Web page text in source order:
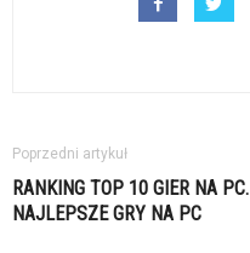
Poprzedni artykuł
RANKING TOP 10 GIER NA PC.
NAJLEPSZE GRY NA PC